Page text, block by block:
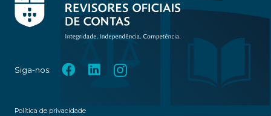
Siga-nos:
Política de privacidade